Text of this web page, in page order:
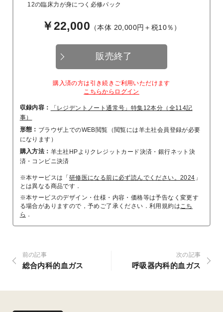
12の臨床力が身につく必修パック
￥22,000 （本体 20,000円＋税10％）
販売終了
購入済の方は引き続きご利用いただけます
こちらからログイン
収録内容：
「レジデントノート通常号」特集12本分（全114記
事）
形態： ブラウザ上でのWEB閲覧（閲覧には羊土社会員登録が必要
になります）
購入方法： 羊土社HPよりクレジットカード決済・銀行ネット決
済・コンビニ決済
※本サービスは「研修医になる前に必ず読んでください。2024 」
とは異なる商品です．
※本サービスのデザイン・仕様・内容・価格等は予告なく変更す
る場合がありますので，予めご了承ください．利用規約は こち
ら ．
前の記事
総合内科的血ガス
次の記事
呼吸器内科的血ガス